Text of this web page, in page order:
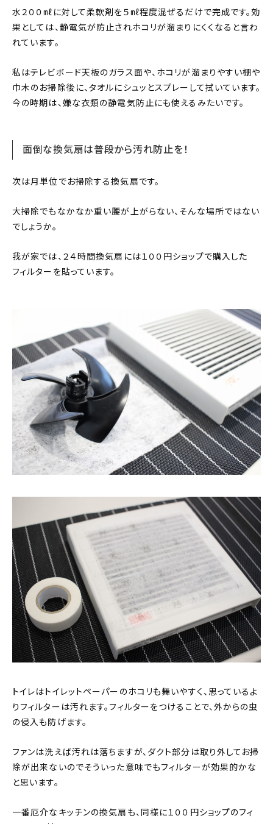
水２００㎖に対して柔軟剤を５㎖程度混ぜるだけで完成です。効
果としては、静電気が防止されホコリが溜まりにくくなると言わ
れています。
私はテレビボード天板のガラス面や、ホコリが溜まりやすい棚や
巾木のお掃除後に、タオルにシュッとスプレーして拭いています。
今の時期は、嫌な衣類の静電気防止にも使えるみたいです。
面倒な換気扇は普段から汚れ防止を！
次は月単位でお掃除する換気扇です。
大掃除でもなかなか重い腰が上がらない、そんな場所ではない
でしょうか。
我が家では、２４時間換気扇には１００円ショップで購入した
フィルターを貼っています。
トイレはトイレットペーパーのホコリも舞いやすく、思っているよ
りフィルターは汚れます。フィルターをつけることで、外からの虫
の侵入も防げます。
ファンは洗えば汚れは落ちますが、ダクト部分は取り外してお掃
除が出来ないのでそういった意味でもフィルターが効果的かな
と思います。
一番厄介なキッチンの換気扇も、同様に１００円ショップのフィ